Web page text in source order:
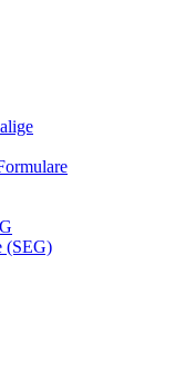
(SEG)